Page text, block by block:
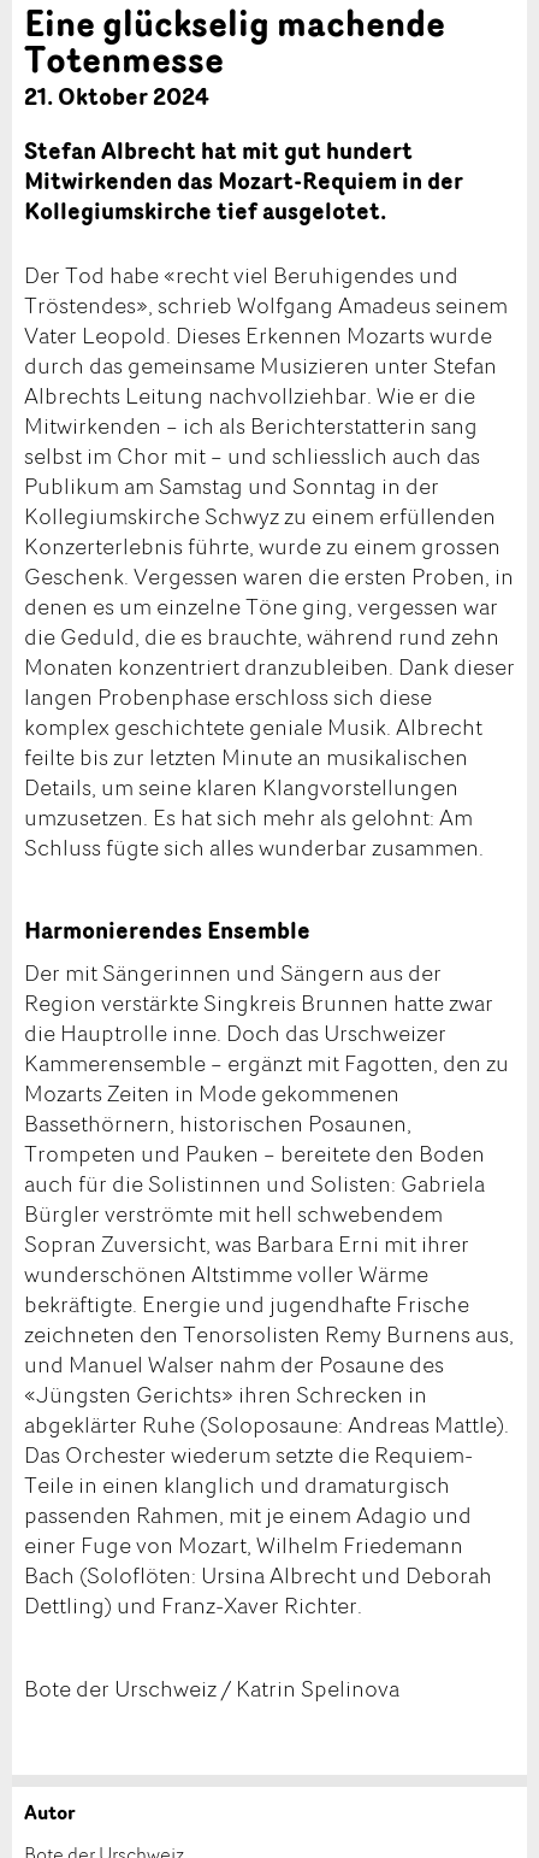
Eine glückselig machende
Totenmesse
21. Oktober 2024
Stefan Albrecht hat mit gut hundert
Mitwirkenden das Mozart-Requiem in der
Kollegiumskirche tief ausgelotet.
Der Tod habe «recht viel Beruhigendes und
Tröstendes», schrieb Wolfgang Amadeus seinem
Vater Leopold. Dieses Erkennen Mozarts wurde
durch das gemeinsame Musizieren unter Stefan
Albrechts Leitung nachvollziehbar. Wie er die
Mitwirkenden – ich als Berichterstatterin sang
selbst im Chor mit – und schliesslich auch das
Publikum am Samstag und Sonntag in der
Kollegiumskirche Schwyz zu einem erfüllenden
Konzerterlebnis führte, wurde zu einem grossen
Geschenk. Vergessen waren die ersten Proben, in
denen es um einzelne Töne ging, vergessen war
die Geduld, die es brauchte, während rund zehn
Monaten konzentriert dranzubleiben. Dank dieser
langen Probenphase erschloss sich diese
komplex geschichtete geniale Musik. Albrecht
feilte bis zur letzten Minute an musikalischen
Details, um seine klaren Klangvorstellungen
umzusetzen. Es hat sich mehr als gelohnt: Am
Schluss fügte sich alles wunderbar zusammen.
Harmonierendes Ensemble
Der mit Sängerinnen und Sängern aus der
Region verstärkte Singkreis Brunnen hatte zwar
die Hauptrolle inne. Doch das Urschweizer
Kammerensemble – ergänzt mit Fagotten, den zu
Mozarts Zeiten in Mode gekommenen
Bassethörnern, historischen Posaunen,
Trompeten und Pauken – bereitete den Boden
auch für die Solistinnen und Solisten: Gabriela
Bürgler verströmte mit hell schwebendem
Sopran Zuversicht, was Barbara Erni mit ihrer
wunderschönen Altstimme voller Wärme
bekräftigte. Energie und jugendhafte Frische
zeichneten den Tenorsolisten Remy Burnens aus,
und Manuel Walser nahm der Posaune des
«Jüngsten Gerichts» ihren Schrecken in
abgeklärter Ruhe (Soloposaune: Andreas Mattle).
Das Orchester wiederum setzte die Requiem-
Teile in einen klanglich und dramaturgisch
passenden Rahmen, mit je einem Adagio und
einer Fuge von Mozart, Wilhelm Friedemann
Bach (Soloflöten: Ursina Albrecht und Deborah
Dettling) und Franz-Xaver Richter.
Bote der Urschweiz / Katrin Spelinova
Anzeige beanstanden
Anzeige weiterempfehlen
Autor